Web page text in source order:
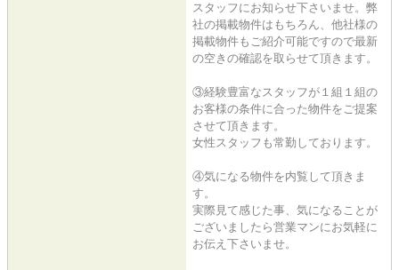
スタッフにお知らせ下さいませ。弊
社の掲載物件はもちろん、他社様の
掲載物件もご紹介可能ですので最新
の空きの確認を取らせて頂きます。
③経験豊富なスタッフが１組１組の
お客様の条件に合った物件をご提案
させて頂きます。
女性スタッフも常勤しております。
④気になる物件を内覧して頂きま
す。
実際見て感じた事、気になることが
ございましたら営業マンにお気軽に
お伝え下さいませ。